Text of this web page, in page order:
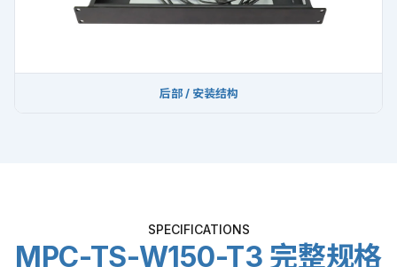
后部 / 安装结构
SPECIFICATIONS
MPC-TS-W150-T3 完整规格